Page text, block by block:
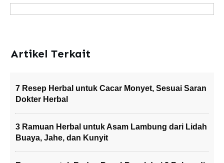
Artikel Terkait
7 Resep Herbal untuk Cacar Monyet, Sesuai Saran
Dokter Herbal
3 Ramuan Herbal untuk Asam Lambung dari Lidah
Buaya, Jahe, dan Kunyit